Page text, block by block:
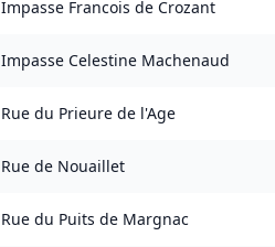
Impasse Francois de Crozant
Impasse Celestine Machenaud
Rue du Prieure de l'Age
Rue de Nouaillet
Rue du Puits de Margnac